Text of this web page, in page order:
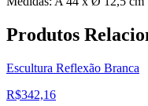
Produtos
Escultura Reflexão Branca
R$342,16